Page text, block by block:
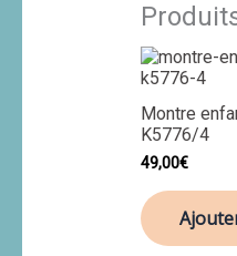
Montre
K5776/4
49,00€